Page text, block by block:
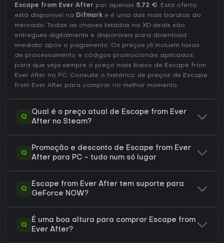
Escape from Ever After por apenas 5,72 €. Esta oferta
está disponível na Difmark e é uma das mais baratas do
mercado. Todas as chaves listadas no XD.deals são
entregues digitalmente e disponíveis para download
imediato após o pagamento. Os preços já incluem taxas
de processamento e códigos promocionais aplicados,
para que veja sempre o preço mais baixo de Escape from
Ever After no PC. Consulte o histórico de preços de Escape
from Ever After para comprar no melhor momento.
Q
Qual é o preço atual de Escape from Ever
After no Steam?
Q
Promoção e desconto de Escape from Ever
After para PC - tudo num só lugar
Q
Escape from Ever After tem suporte para
GeForce NOW?
Q
É uma boa altura para comprar Escape from
Ever After?